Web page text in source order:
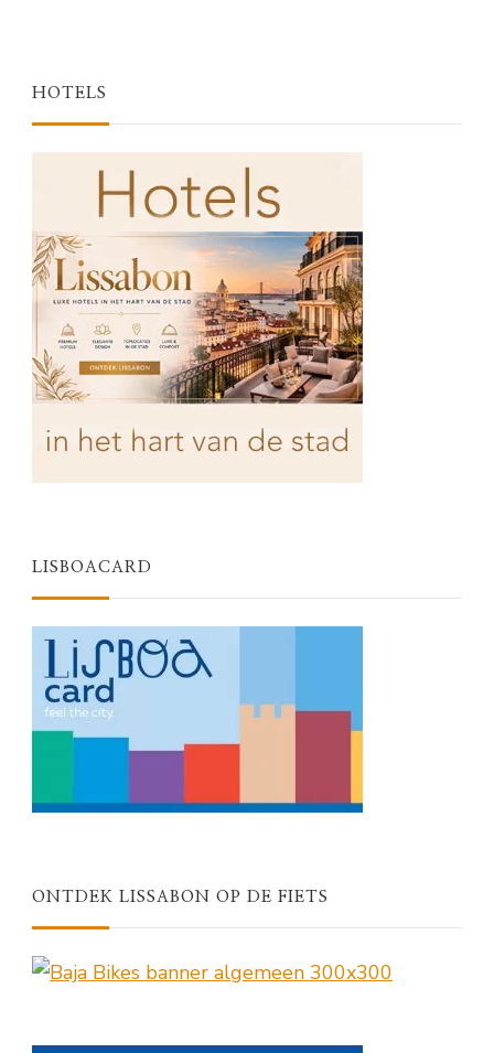
HOTELS
LISBOACARD
ONTDEK LISSABON OP DE FIETS